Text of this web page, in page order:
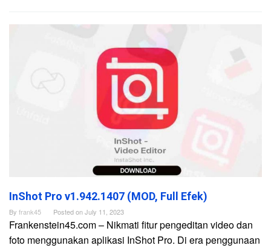
InShot Pro v1.942.1407 (MOD, Full Efek)
By frank45 Posted onJuly 11, 2023
Frankenstein45.com – Nikmati fitur pengeditan video dan
foto menggunakan aplikasi InShot Pro. Di era penggunaan